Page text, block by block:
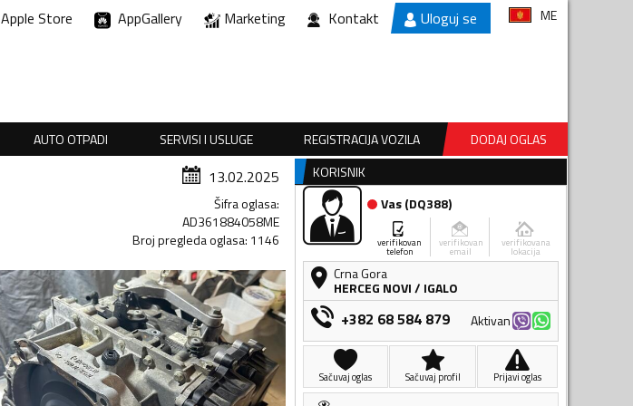
Apple Store AppGallery Marketing Kontakt Uloguj se ME
AUTO OTPADI SERVISI I USLUGE REGISTRACIJA VOZILA
DODAJ OGLAS
13.02.2025
Šifra oglasa:
AD361884058ME
Broj pregleda oglasa: 1146
KORISNIK
Vas(DQ388)
verifikovan
telefon
verifikovan
email
verifikovana
lokacija
Crna Gora
HERCEG NOVI/ IGALO
+382 68 584 879 Aktivan
Sačuvaj oglas Sačuvaj profil Prijavi oglas